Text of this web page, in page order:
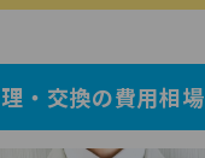
・交換の費用相場